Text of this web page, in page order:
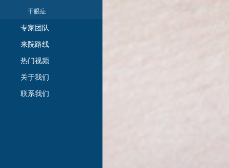
干眼症
专家团队
来院路线
热门视频
关于我们
联系我们